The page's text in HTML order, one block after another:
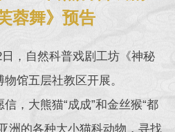
蓉舞》预告
，自然科普戏剧工坊《神秘
馆五层社教区开展。
，大熊猫“成成”和金丝猴“都
洲的各种大小猫科动物，寻找